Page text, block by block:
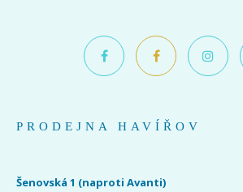
PRODEJNA HAVÍŘOV
Šenovská 1 (naproti Avanti)